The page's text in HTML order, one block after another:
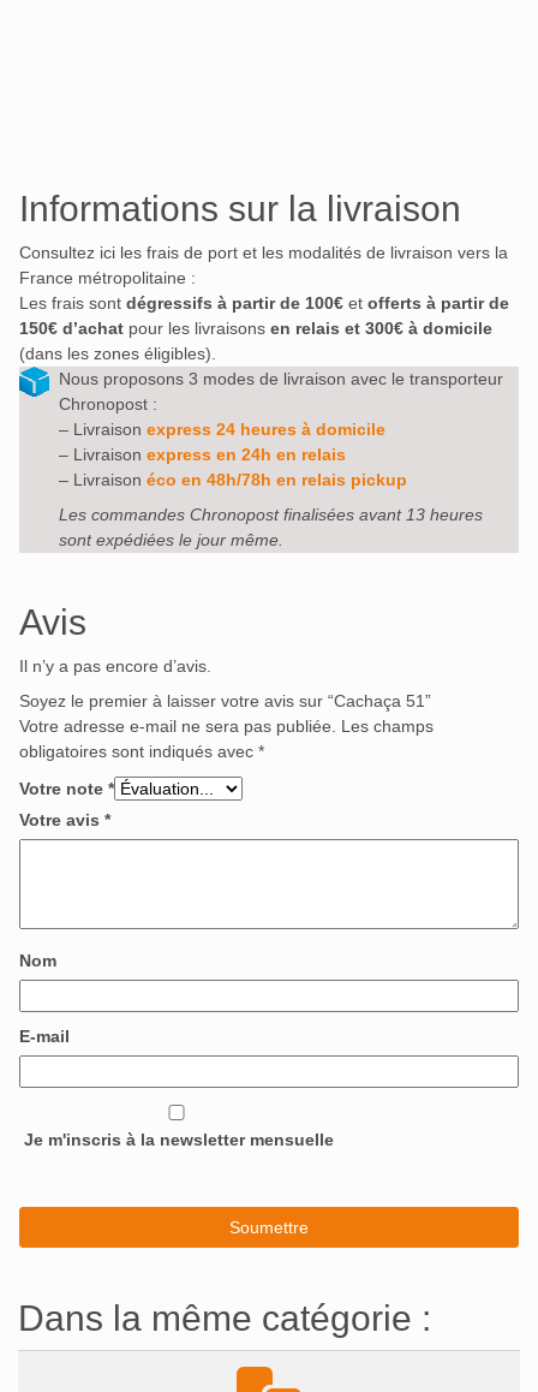
Informations sur la livraison
Consultez ici les frais de port et les modalités de livraison vers la
France métropolitaine :
Les frais sont dégressifs à partir de 100€ et offerts à partir de
150€ d’achat pour les livraisons en relais et 300€ à domicile
(dans les zones éligibles).
Nous proposons 3 modes de livraison avec le transporteur
Chronopost :
– Livraison express 24 heures à domicile
– Livraison express en 24h en relais
– Livraison éco en 48h/78h en relais pickup
Les commandes Chronopost finalisées avant 13 heures
sont expédiées le jour même.
Avis
Il n’y a pas encore d’avis.
Soyez le premier à laisser votre avis sur “Cachaça 51”
Votre adresse e-mail ne sera pas publiée.
Les champs
obligatoires sont indiqués avec *
Votre note *
Votre avis *
Nom
E-mail
Je m'inscris à la newsletter mensuelle
Dans la même catégorie :